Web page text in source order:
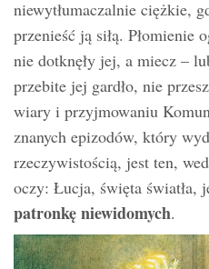
niewytłumaczalnie ciężkie,
przenieść ją siłą. Płomienie
nie dotknęły jej, a miecz –
przebite jej gardło, nie
wiary i przyjmowaniu
znanych epizodów, który
rzeczywistością, jest ten,
oczy: Łucja, święta światła,
patronkę niewidomych.